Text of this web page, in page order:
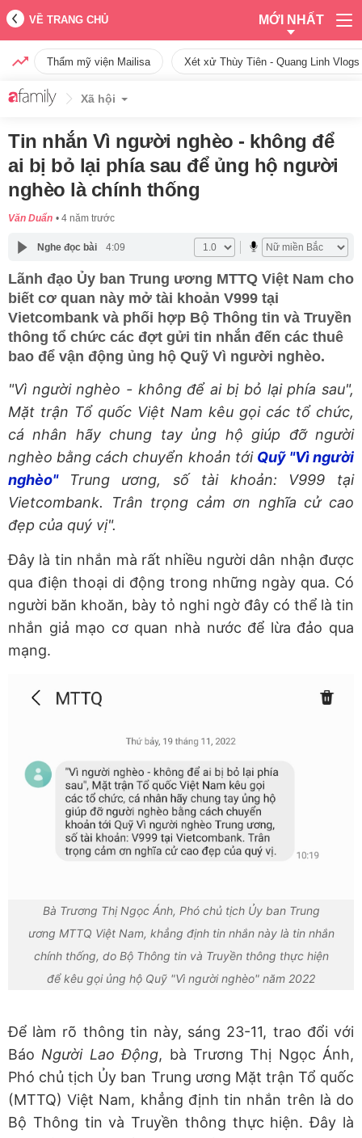
VỀ TRANG CHỦ MỚI NHẤT
Thẩm mỹ viện Mailisa Xét xử Thùy Tiên - Quang Linh
Xã hội
Tin nhắn Vì người nghèo - không để
ai bị bỏ lại phía sau để ủng hộ người
nghèo là chính thống
Văn Duẩn 4 năm trước
Nghe đọc bài 4:09
Lãnh đạo Ủy ban Trung ương MTTQ Việt Nam cho
biết cơ quan này mở tài khoản V999 tại
Vietcombank và phối hợp Bộ Thông tin và Truyền
thông tổ chức các đợt gửi tin nhắn đến các thuê
bao để vận động ủng hộ Quỹ Vì người nghèo.
"Vì người nghèo - không để ai bị bỏ lại phía sau",
Mặt trận Tổ quốc Việt Nam kêu gọi các tổ chức,
cá nhân hãy chung tay ủng hộ giúp đỡ người
nghèo bằng cách chuyển khoản tới Quỹ "Vì người
nghèo"
Trung ương, số tài khoản: V999 tại
Vietcombank. Trân trọng cảm ơn nghĩa cử cao
đẹp của quý vị".
Đây là tin nhắn mà rất nhiều người dân nhận được
qua điện thoại di động trong những ngày qua. Có
người băn khoăn, bày tỏ nghi ngờ đây có thể là tin
nhắn giả mạo cơ quan nhà nước để lừa đảo qua
mạng.
Bà Trương Thị Ngọc Ánh, Phó chủ tịch Ủy ban Trung
ương MTTQ Việt Nam, khẳng định tin nhắn này là tin nhắn
chính thống, do Bộ Thông tin và Truyền thông thực hiện
để kêu gọi ủng hộ Quỹ "Vì người nghèo" năm 2022
Để làm rõ thông tin này, sáng 23-11, trao đổi với
BáoNgười Lao Động, bà Trương Thị Ngọc Ánh,
Phó chủ tịch Ủy ban Trung ương Mặt trận Tổ quốc
(MTTQ) Việt Nam, khẳng định tin nhắn trên là do
Bộ Thông tin và Truyền thông thực hiện. Đây là